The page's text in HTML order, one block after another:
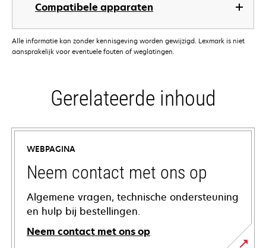
Compatibele apparaten
Alle informatie kan zonder kennisgeving worden gewijzigd. Lexmark is niet
aansprakelijk voor eventuele fouten of weglatingen.
Gerelateerde inhoud
WEBPAGINA
Neem contact met ons op
Algemene vragen, technische ondersteuning
en hulp bij bestellingen.
Neem contact met ons op